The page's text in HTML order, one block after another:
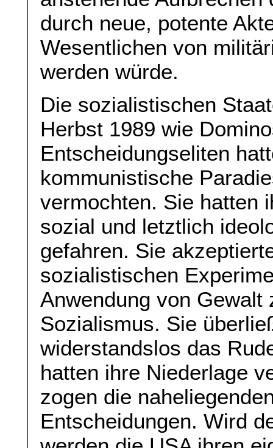
durch neue, potente
Wesentlichen von
werden würde.
Die sozialistischen
Herbst 1989 wie
Entscheidungseliten
kommunistische
vermochten. Sie hatten
sozial und letztlich
gefahren. Sie
sozialistischen
Anwendung von Gewalt
Sozialismus. Sie
widerstandslos das
hatten ihre Niederlage
zogen die
Entscheidungen. Wird